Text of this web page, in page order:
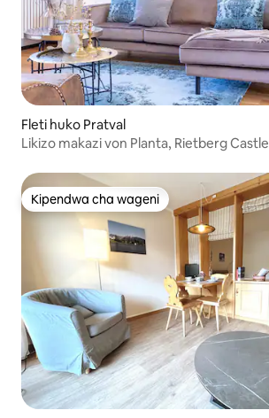
Fleti huko Pratval
Likizo makazi von Planta, Rietberg Castle
Kipendwa cha wageni
Kipendwa cha wageni